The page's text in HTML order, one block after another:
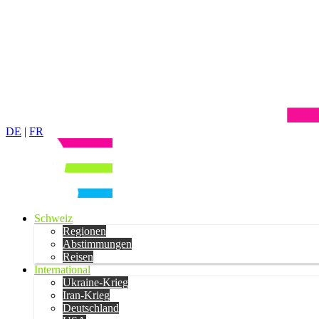
DE | FR
Schweiz
Regionen
Abstimmungen
Reisen
International
Ukraine-Krieg
Iran-Krieg
Deutschland